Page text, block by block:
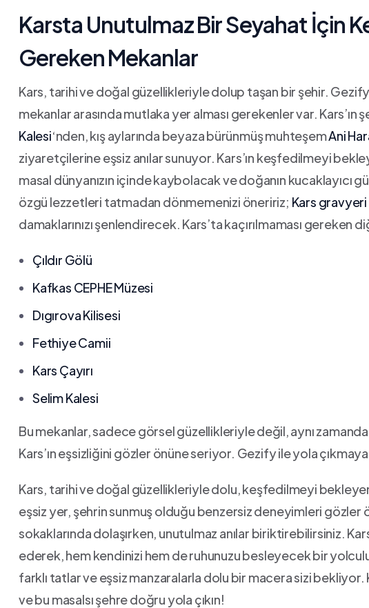
Karsta Unutulmaz⁢ Bir Seyahat İçin
Gereken ⁤Mekanlar
Kars, tarihi ve​ doğal güzellikleriyle ⁣dolup taşan ‍bir⁤ şehir.
mekanlar arasında mutlaka yer alması gerekenler ⁣var. ⁤Kars’ın
‌Kalesi‘nden, kış aylarında beyaza⁢ bürünmüş muhteşemAni⁤
ziyaretçilerine eşsiz anılar sunuyor.​ Kars’ın keşfedilmeyi
masal dünyanızın içinde⁤ kaybolacak ve doğanın kucaklayıcı
özgü lezzetleri tatmadan​ dönmemenizi öneririz; Kars gravyeri
damaklarınızı‍ şenlendirecek. ⁤Kars’ta kaçırılmaması‌ gereken
Çıldır ‍Gölü
Kafkas CEPHE⁢ Müzesi
Dıgırova Kilisesi
Fethiye Camii
Kars Çayırı
Selim Kalesi
Bu mekanlar, sadece⁢ görsel ​güzellikleriyle ⁢değil,⁢ aynı
Kars’ın eşsizliğini gözler önüne seriyor. Gezify ile yola
Kars, tarihi ve doğal güzellikleriyle dolu, keşfedilmeyi‌
eşsiz yer, şehrin sunmuş olduğu benzersiz⁢ deneyimleri gözler
sokaklarında dolaşırken, unutulmaz anılar biriktirebilirsiniz.⁣
‍ederek, ‌hem kendinizi hem‌ de​ ruhunuzu besleyecek ⁤bir
farklı tatlar ve eşsiz manzaralarla dolu⁤ bir macera sizi bekliyor.
ve bu ‌masalsı şehre​ doğru yola çıkın!